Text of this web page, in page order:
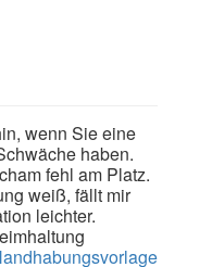
wenn Sie eine
haben.
fehl am Platz.
weiß, fällt mir
leichter.